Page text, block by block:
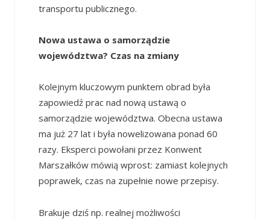
transportu publicznego.
Nowa ustawa o samorządzie
województwa? Czas na zmiany
Kolejnym kluczowym punktem obrad była
zapowiedź prac nad nową ustawą o
samorządzie województwa. Obecna ustawa
ma już 27 lat i była nowelizowana ponad 60
razy. Eksperci powołani przez Konwent
Marszałków mówią wprost: zamiast kolejnych
poprawek, czas na zupełnie nowe przepisy.
Brakuje dziś np. realnej możliwości